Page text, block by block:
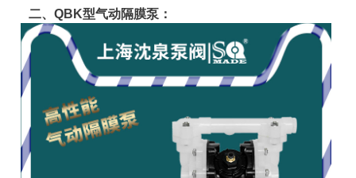
二、QBK型气动隔膜泵：